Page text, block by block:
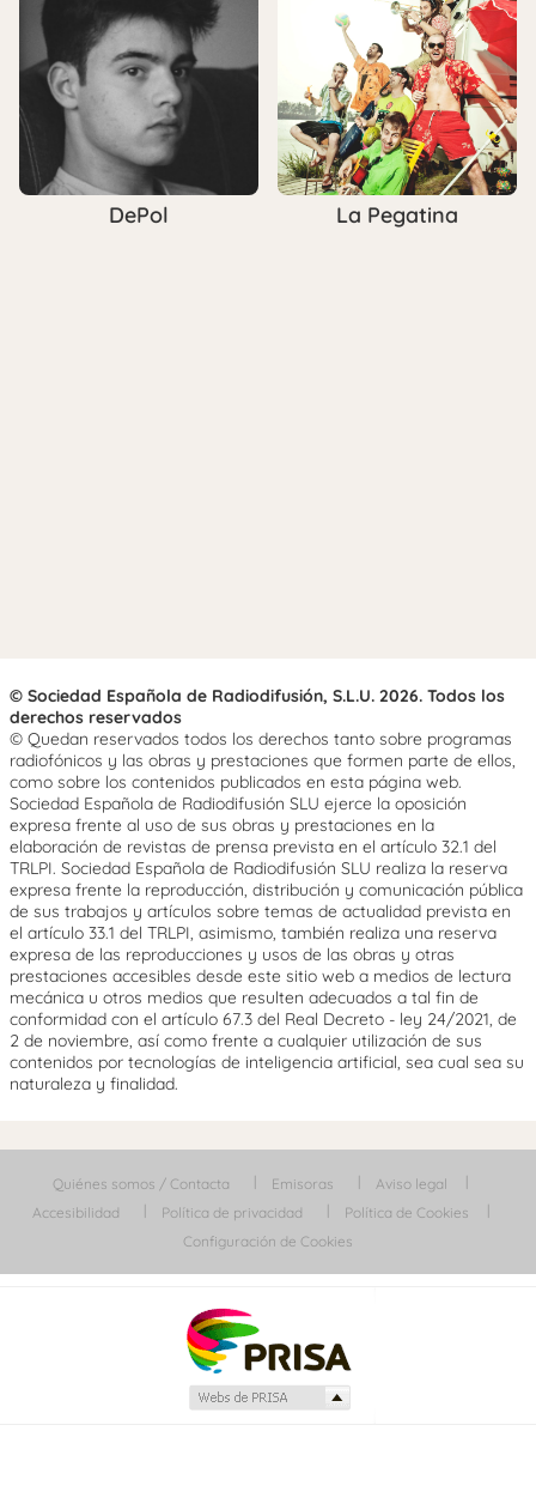
DePol La Pegatina
© Sociedad Española de Radiodifusión, S.L.U. 2026. Todos los
derechos reservados
© Quedan reservados todos los derechos tanto sobre programas
radiofónicos y las obras y prestaciones que formen parte de ellos,
como sobre los contenidos publicados en esta página web.
Sociedad Española de Radiodifusión SLU ejerce la oposición
expresa frente al uso de sus obras y prestaciones en la
elaboración de revistas de prensa prevista en el artículo 32.1 del
TRLPI. Sociedad Española de Radiodifusión SLU realiza la reserva
expresa frente la reproducción, distribución y comunicación pública
de sus trabajos y artículos sobre temas de actualidad prevista en
el artículo 33.1 del TRLPI, asimismo, también realiza una reserva
expresa de las reproducciones y usos de las obras y otras
prestaciones accesibles desde este sitio web a medios de lectura
mecánica u otros medios que resulten adecuados a tal fin de
conformidad con el artículo 67.3 del Real Decreto - ley 24/2021, de
2 de noviembre, así como frente a cualquier utilización de sus
contenidos por tecnologías de inteligencia artificial, sea cual sea su
naturaleza y finalidad.
Quiénes somos / Contacta Emisoras
Aviso legal
Accesibilidad
Política de privacidad
Política de Cookies
Configuración de Cookies